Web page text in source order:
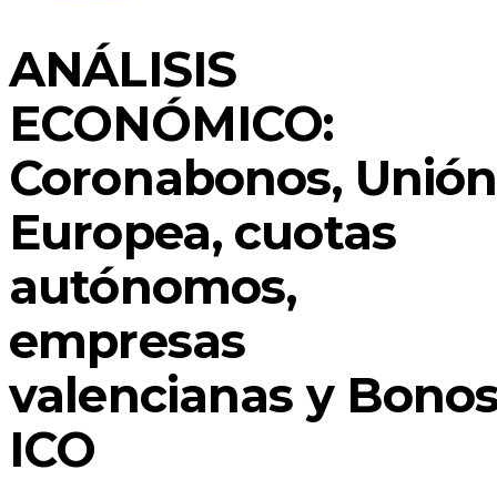
ANÁLISIS
ECONÓMICO:
Coronabonos, Unión
Europea, cuotas
autónomos,
empresas
valencianas y
ICO